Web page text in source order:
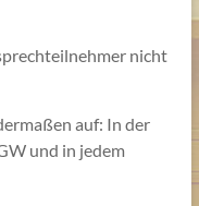
nicht
auf: In der
und in jedem